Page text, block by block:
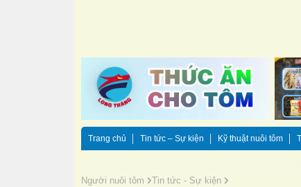
Trang chủ Tin tức – Sự kiện Kỹ thuật nuôi tôm
Người nuôi tôm Tin tức - Sự kiện